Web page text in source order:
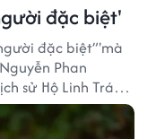
đặc biệt'
đặc biệt”'mà
Phan
sử Hộ Linh Tráng